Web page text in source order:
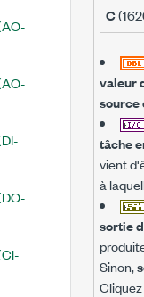
C
valeur
source
tâche
vient
à
sortie
Sinon,